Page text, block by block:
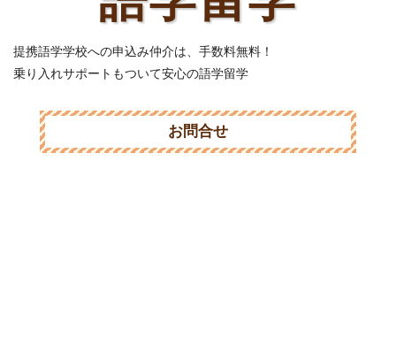
提携語学学校への申込み仲介は、手数料無料！
乗り入れサポートもついて安心の語学留学
お問合せ